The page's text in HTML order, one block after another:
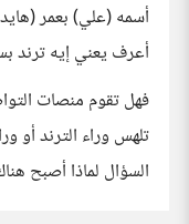
أسمه (علي) بعمر
أعرف يعني إيه ترند
فهل تقوم منصات
تلهس وراء الترند أو
السؤال لماذا أصبح